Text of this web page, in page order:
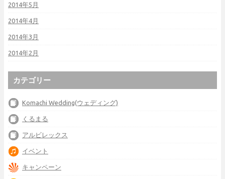
2014年5月
2014年4月
2014年3月
2014年2月
カテゴリー
Komachi Wedding(ウェディング)
くるまる
アルビレックス
イベント
キャンペーン